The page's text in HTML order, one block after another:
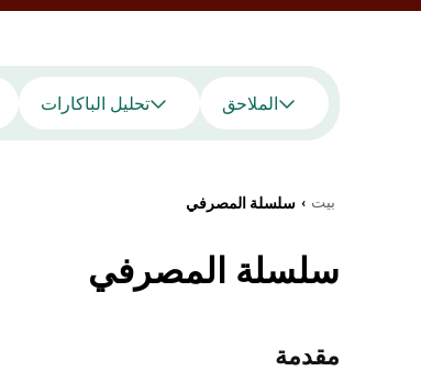
الملاحق تحليل الباكارات
بيت › سلسلة المصرفي
سلسلة المصرفي
مقدمة